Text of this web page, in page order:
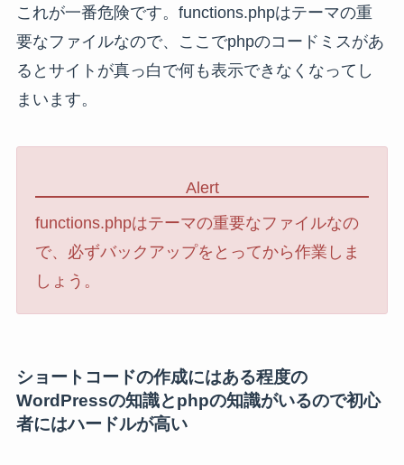
これが一番危険です。functions.phpはテーマの重
要なファイルなので、ここでphpのコードミスがあ
るとサイトが真っ白で何も表示できなくなってし
まいます。
Alert
functions.phpはテーマの重要なファイルなの
で、必ずバックアップをとってから作業しま
しょう。
ショートコードの作成にはある程度の
WordPressの知識とphpの知識がいるので初心
者にはハードルが高い